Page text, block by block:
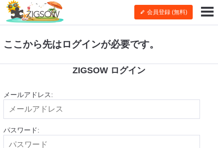
会員登録 (無料)
ここから先はログインが必要です。
ZIGSOW ログイン
メールアドレス:
パスワード: